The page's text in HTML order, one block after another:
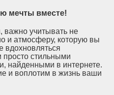
мечты вместе!
важно учитывать не
и атмосферу, которую вы
вдохновляться
стильными
найденными в интернете.
и воплотим в жизнь ваши